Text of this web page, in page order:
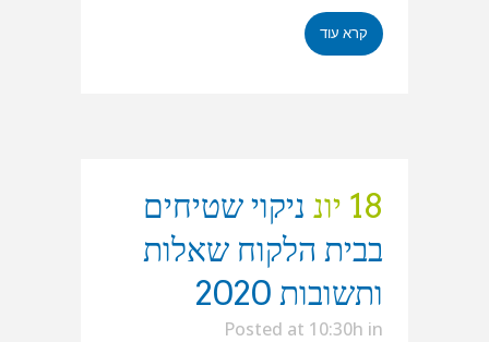
קרא עוד
18 יונ
ניקוי שטיחים
בבית הלקוח שאלות
ותשובות 2020
Posted at 10:30h in